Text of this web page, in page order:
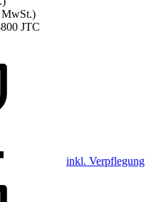
JTC
inkl. Verpflegung